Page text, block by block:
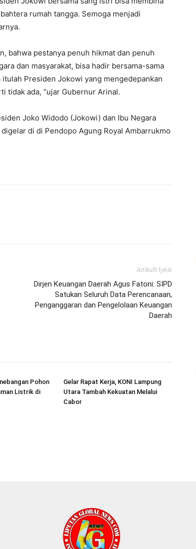
rumah tangga. Semoga menjadi
bahwa pestanya penuh hikmat dan penuh
dan masyarakat, bisa hadir bersama-sama
Presiden Jokowi yang mengedepankan
tidak ada, “ujar Gubernur Arinal.
Joko Widodo (Jokowi) dan Ibu Negara
di di Pendopo Agung Royal Ambarrukmo
Artikulli tjetër
Dirjen Keuangan Daerah Agus Fatoni: SIPD
Satukan Seluruh Data Perencanaan,
Penganggaran dan Pengelolaan Keuangan
Daerah
Pohon
Listrik di
Gelar Rapat Kerja, KONI Lampung
Utara Tambah Kekuatan Melalui
Cabor